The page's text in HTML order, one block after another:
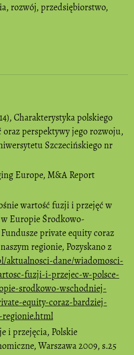
, rozwój, przedsiębiorstwo,
Charakterystyka polskiego
perspektywy jego rozwoju,
Szczecińskiego nr
Europe, M&A Report
wartość fuzji i przejęć w
w Europie Środkowo-
private equity coraz
regionie, Pozyskano z
aktualnosci-dane/wiadomosci-
fuzji-i-przejec-w-polsce-
srodkowo-wschodniej-
equity-coraz-bardziej-
i przejęcia, Polskie
Warszawa 2009, s.25